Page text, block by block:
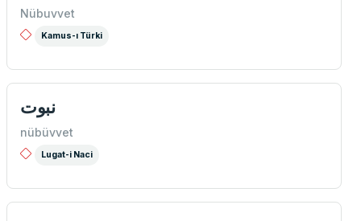
Nübuvvet
Kamus-ı Türki
نبوت
nübüvvet
Lugat-i Naci